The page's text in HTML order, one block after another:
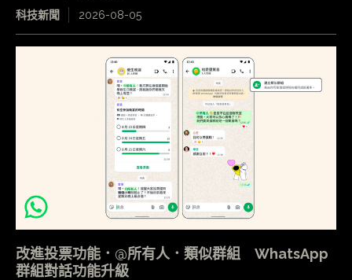
科技新聞 2026-08-05
改進投票功能．@所有人．類似群組 WhatsApp
群組對話功能升級